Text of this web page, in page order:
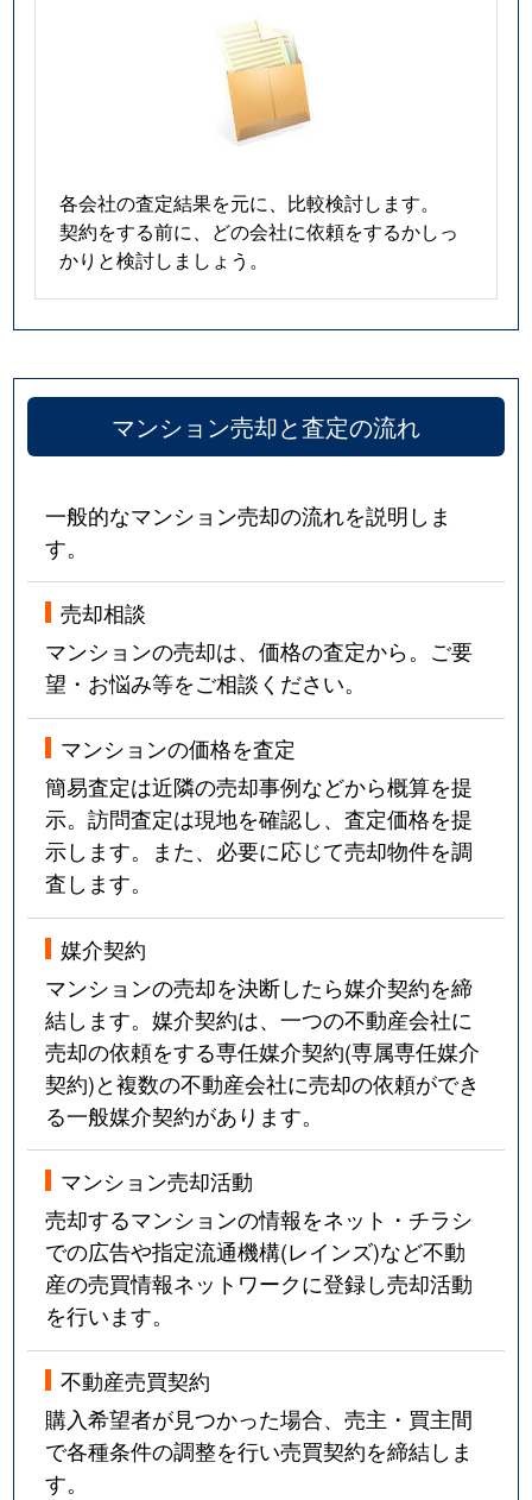
各会社の査定結果を元に、比較検討します。
契約をする前に、どの会社に依頼をするかしっ
かりと検討しましょう。
マンション売却と査定の流れ
一般的なマンション売却の流れを説明しま
す。
売却相談
マンションの売却は、価格の査定から。ご要
望・お悩み等をご相談ください。
マンションの価格を査定
簡易査定は近隣の売却事例などから概算を提
示。訪問査定は現地を確認し、査定価格を提
示します。また、必要に応じて売却物件を調
査します。
媒介契約
マンションの売却を決断したら媒介契約を締
結します。媒介契約は、一つの不動産会社に
売却の依頼をする専任媒介契約(専属専任媒介
契約)と複数の不動産会社に売却の依頼ができ
る一般媒介契約があります。
マンション売却活動
売却するマンションの情報をネット・チラシ
での広告や指定流通機構(レインズ)など不動
産の売買情報ネットワークに登録し売却活動
を行います。
不動産売買契約
購入希望者が見つかった場合、売主・買主間
で各種条件の調整を行い売買契約を締結しま
す。